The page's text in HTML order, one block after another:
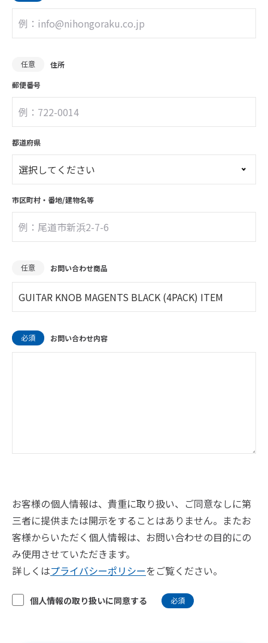
任意
住所
郵便番号
都道府県
市区町村・ 番地/建物名等
任意 お問い合わせ商品
必須 お問い合わせ内容
お客様の個人情報は、貴重に取り扱い、ご同意なしに第
三者に提供または開示をすることはありません。またお
客様からいただく個人情報は、お問い合わせの目的にの
み使用させていただきます。
詳しくはプライバシーポリシーをご覧ください。
個人情報の取り扱いに同意する 必須